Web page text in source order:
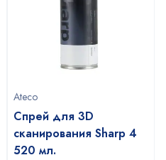
Ateco
Спрей для 3D
сканирования Sharp 4
520 мл.